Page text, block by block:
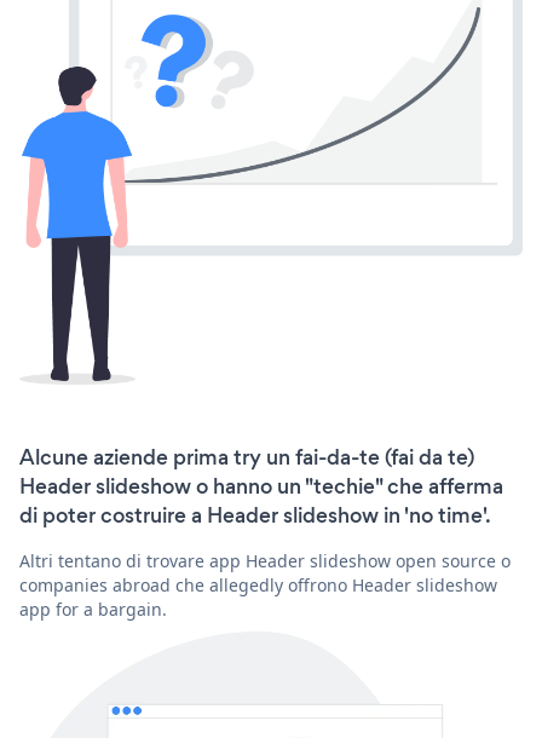
Alcune aziende prima try un fai-da-te (fai da te)
Header slideshow o hanno un "techie" che afferma
di poter costruire a Header slideshow in 'no time'.
Altri tentano di trovare app Header slideshow open source o
companies abroad che allegedly offrono Header slideshow
app for a bargain.